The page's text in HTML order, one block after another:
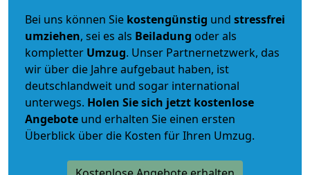
Bei uns können Sie kostengünstig und stressfrei
umziehen, sei es als Beiladung oder als
kompletter Umzug. Unser Partnernetzwerk, das
wir über die Jahre aufgebaut haben, ist
deutschlandweit und sogar international
unterwegs. Holen Sie sich jetzt kostenlose
Angebote und erhalten Sie einen ersten
Überblick über die Kosten für Ihren Umzug.